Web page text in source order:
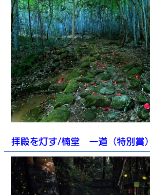
拝殿を灯す/楠堂 一道（特別賞）